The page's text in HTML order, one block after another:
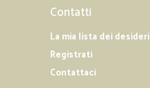
Contatti
La mia lista dei desideri
Registrati
Contattaci